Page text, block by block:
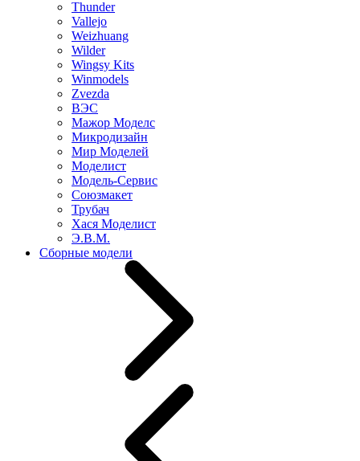
Thunder
Vallejo
Weizhuang
Wilder
Wingsy Kits
Winmodels
Zvezda
ВЭС
Мажор Моделс
Микродизайн
Мир Моделей
Моделист
Модель-Сервис
Союзмакет
Трубач
Хася Моделист
Э.В.М.
Сборные модели